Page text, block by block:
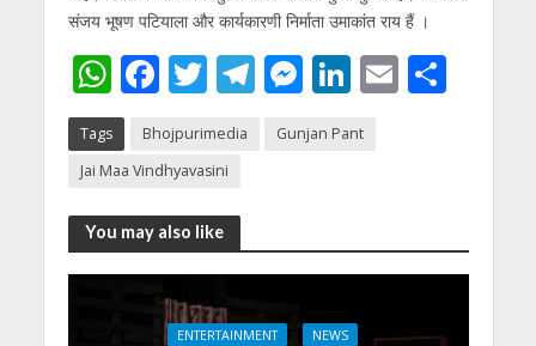
संजय भूषण पटियाला और कार्यकारणी निर्माता उमाकांत राय हैं ।
W
h
at
s
A
p
F
e
b
o
o
k
T
itt
er
T
m
M
ss
g
Li
k
n
E S
Tags Bhojpurimedia
Gunjan Pant
Jai Maa Vindhyavasini
You may also like
ENTERTAINMENT NEWS